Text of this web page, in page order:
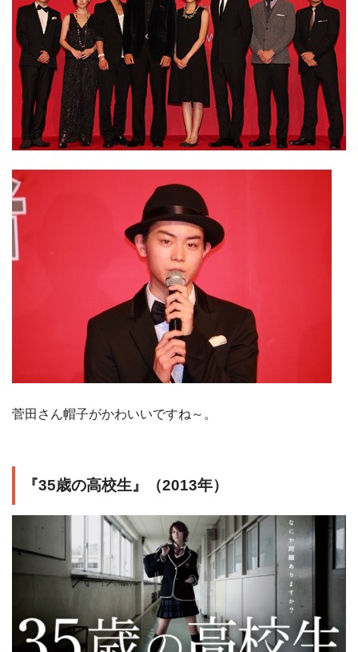
菅田さん帽子がかわいいですね～。
『35歳の高校生』（2013年）